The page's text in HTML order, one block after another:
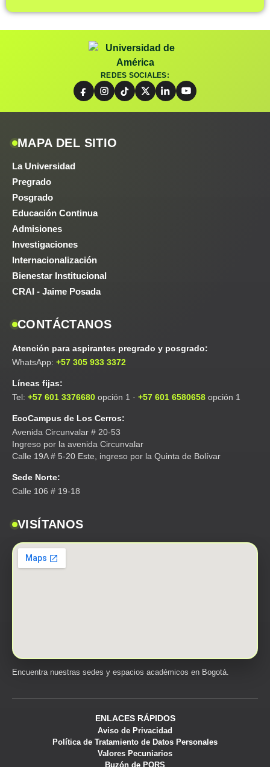
REDES SOCIALES:
MAPA DEL SITIO
La Universidad
Pregrado
Posgrado
Educación Continua
Admisiones
Investigaciones
Internacionalización
Bienestar Institucional
CRAI - Jaime Posada
CONTÁCTANOS
Atención para aspirantes pregrado y posgrado:
WhatsApp: +57 305 933 3372
Líneas fijas:
Tel: +57 601 3376680 opción 1 · +57 601 6580658 opción 1
EcoCampus de Los Cerros:
Avenida Circunvalar # 20-53
Ingreso por la avenida Circunvalar
Calle 19A # 5-20 Este, ingreso por la Quinta de Bolívar
Sede Norte:
Calle 106 # 19-18
VISÍTANOS
Encuentra nuestras sedes y espacios académicos en Bogotá.
ENLACES RÁPIDOS
Aviso de Privacidad
Política de Tratamiento de Datos Personales
Valores Pecuniarios
Buzón de PQRS